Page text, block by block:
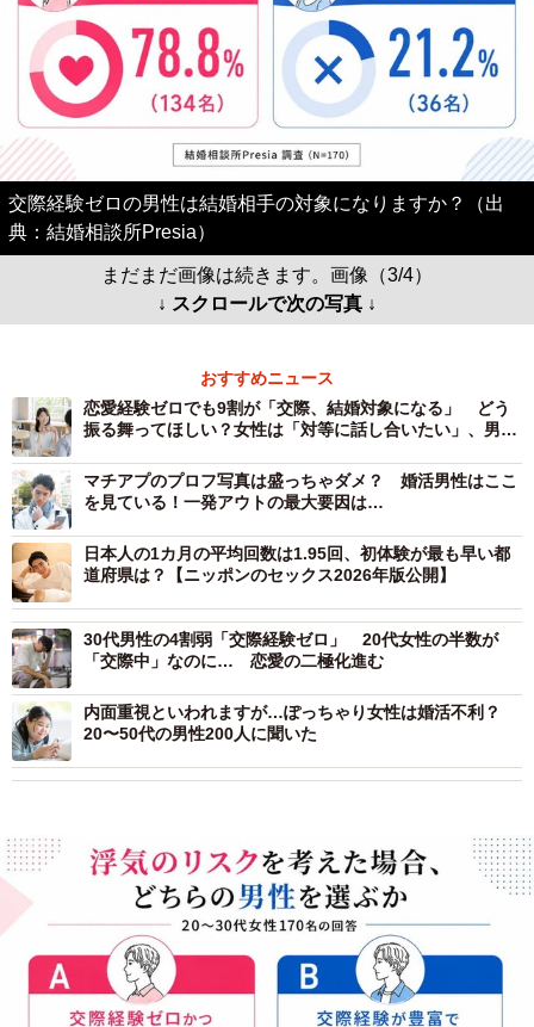
交際経験ゼロの男性は結婚相手の対象になりますか？（出
典：結婚相談所Presia）
まだまだ画像は続きます。画像（3/4）
↓ スクロールで次の写真 ↓
おすすめニュース
恋愛経験ゼロでも9割が「交際、結婚対象になる」 どう
振る舞ってほしい？女性は「対等に話し合いたい」、男性
マチアプのプロフ写真は盛っちゃダメ？ 婚活男性はここ
を見ている！一発アウトの最大要因は…
日本人の1カ月の平均回数は1.95回、初体験が最も早い都
道府県は？【ニッポンのセックス2026年版公開】
30代男性の4割弱「交際経験ゼロ」 20代女性の半数が
「交際中」なのに… 恋愛の二極化進む
内面重視といわれますが…ぽっちゃり女性は婚活不利？
20〜50代の男性200人に聞いた